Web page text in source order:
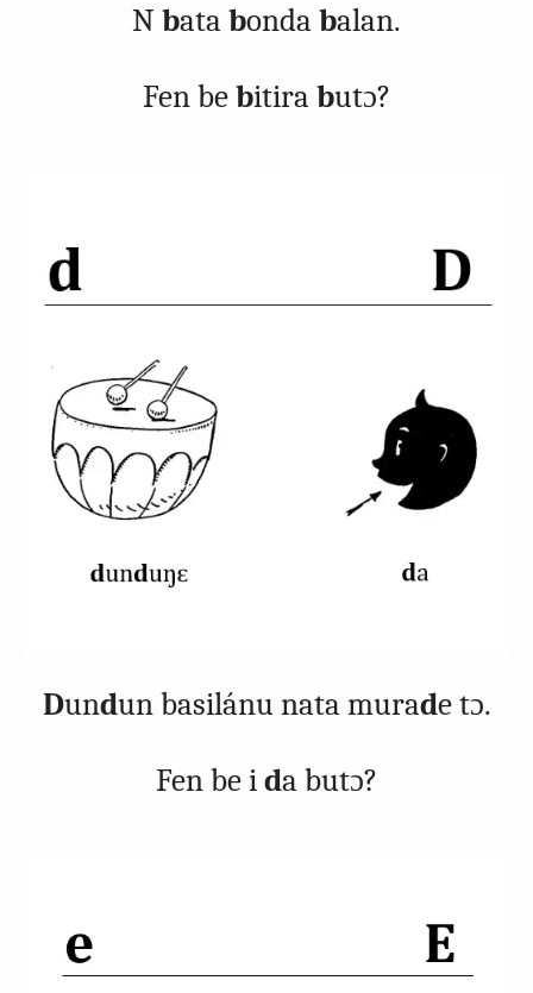
N bata bonda balan.
Fen bebitira butɔ?
Dundun basilánu nata murade tɔ.
Fen be ida butɔ?